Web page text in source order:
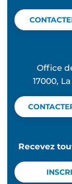
Office
17000,
Recevez